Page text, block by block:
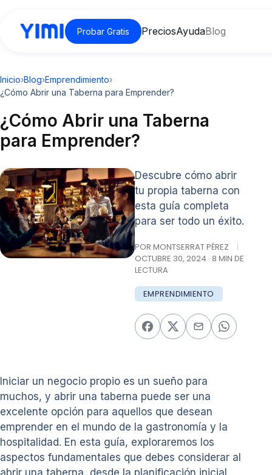
Probar Gratis PreciosAyudaBlog
Inicio›Blog›Emprendimiento›
¿Cómo Abrir una Taberna para Emprender?
¿Cómo Abrir una Taberna
para Emprender?
Descubre cómo abrir
tu propia taberna con
esta guía completa
para ser todo un éxito.
POR MONTSERRAT PÉREZ
|
OCTUBRE 30, 2024 · 8 MIN DE
LECTURA
EMPRENDIMIENTO
Iniciar un negocio propio es un sueño para
muchos, y abrir una taberna puede ser una
excelente opción para aquellos que desean
emprender en el mundo de la gastronomía y la
hospitalidad. En esta guía, exploraremos los
aspectos fundamentales que debes considerar al
abrir una taberna, desde la planificación inicial